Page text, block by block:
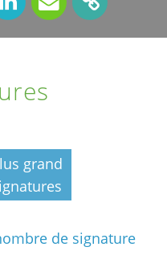
grand
de signature